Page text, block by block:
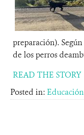
preparación).
de los perros
READ THE STORY
Posted in: Educación